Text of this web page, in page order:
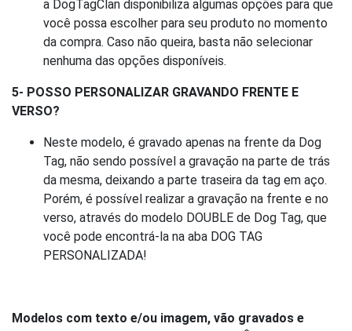
a DogTagClan disponibiliza algumas opções para que
você possa escolher para seu produto no momento
da compra. Caso não queira, basta não selecionar
nenhuma das opções disponíveis.
5- POSSO PERSONALIZAR GRAVANDO FRENTE E
VERSO?
Neste modelo, é gravado apenas na frente da Dog
Tag, não sendo possível a gravação na parte de trás
da mesma, deixando a parte traseira da tag em aço.
Porém, é possível realizar a gravação na frente e no
verso, através do modelo DOUBLE de Dog Tag, que
você pode encontrá-la na aba DOG TAG
PERSONALIZADA!
Modelos com texto e/ou imagem, vão gravados e